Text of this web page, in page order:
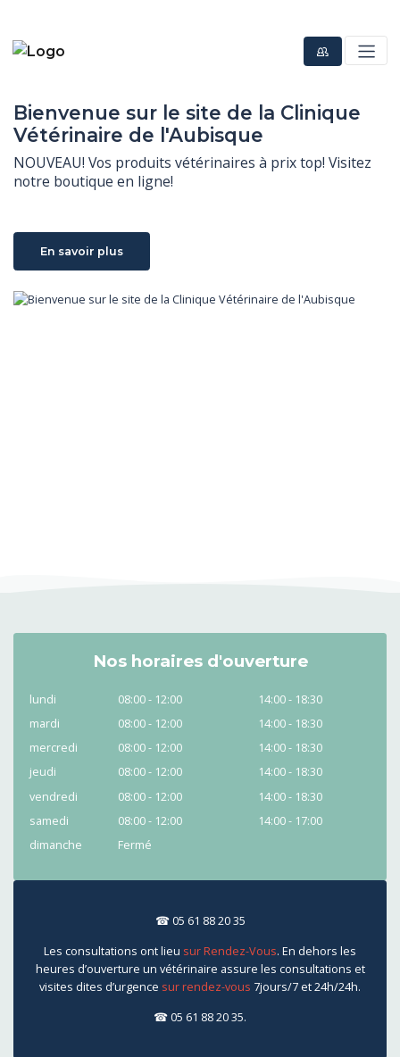
Bienvenue sur le site de la Clinique
Vétérinaire de l'Aubisque
NOUVEAU! Vos produits vétérinaires à prix top! Visitez
notre boutique en ligne!
En savoir plus
Nos horaires d'ouverture
lundi 08:00 - 12:00
14:00 - 18:30
mardi
08:00 - 12:00
14:00 - 18:30
mercredi
08:00 - 12:00
14:00 - 18:30
jeudi
08:00 - 12:00
14:00 - 18:30
vendredi
08:00 - 12:00
14:00 - 18:30
samedi
08:00 - 12:00
14:00 - 17:00
dimanche
Fermé
☎ 05 61 88 20 35
Les consultations ont lieu sur Rendez-Vous. En dehors les
heures d’ouverture un vétérinaire assure les consultations et
visites dites d’urgence sur rendez-vous 7jours/7 et 24h/24h.
☎ 05 61 88 20 35.